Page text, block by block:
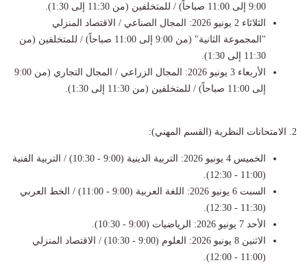
9:00 إلى 11:00 صباحاً) / للمتخلفين (من 11:30 إلى 1:30).
الثلاثاء 2 يونيو 2026: المجال الصناعي / الاقتصاد المنزلي
"المجموعة الثانية" (من 9:00 إلى 11:00 صباحاً) / للمتخلفين (من
11:30 إلى 1:30).
الأربعاء 3 يونيو 2026: المجال الزراعي / المجال التجاري (من 9:00
إلى 11:00 صباحاً) / للمتخلفين (من 11:30 إلى 1:30).
2. الامتحانات النظرية (القسم المهني):
الخميس 4 يونيو 2026: التربية الدينية (9:00 - 10:30) / التربية الفنية
(11:00 - 12:30).
السبت 6 يونيو 2026: اللغة العربية (9:00 - 11:00) / الخط العربي
(11:30 - 12:30).
الأحد 7 يونيو 2026: الرياضيات (9:00 - 10:30).
الاثنين 8 يونيو 2026: العلوم (9:00 - 10:30) / الاقتصاد المنزلي
(11:00 - 12:00).